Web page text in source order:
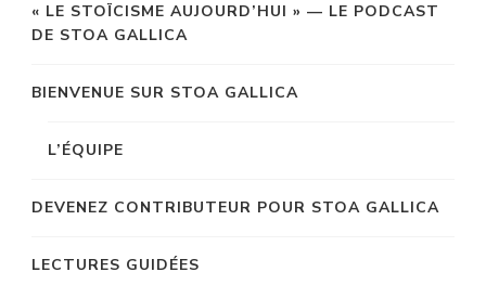
« LE STOÏCISME AUJOURD’HUI » — LE PODCAST
DE STOA GALLICA
BIENVENUE SUR STOA GALLICA
L’ÉQUIPE
DEVENEZ CONTRIBUTEUR POUR STOA GALLICA
LECTURES GUIDÉES